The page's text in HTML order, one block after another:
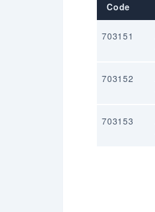
Code
703151
703152
703153